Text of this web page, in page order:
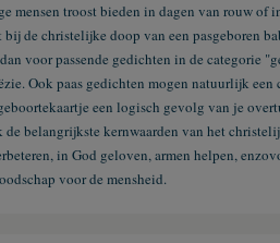
mensen troost bieden in dagen van rouw of
de christelijke doop van een pasgeboren
voor passende gedichten in de categorie
Ook paas gedichten mogen natuurlijk een
een logisch gevolg van je
belangrijkste kernwaarden van het
in God geloven, armen helpen,
voor de mensheid.